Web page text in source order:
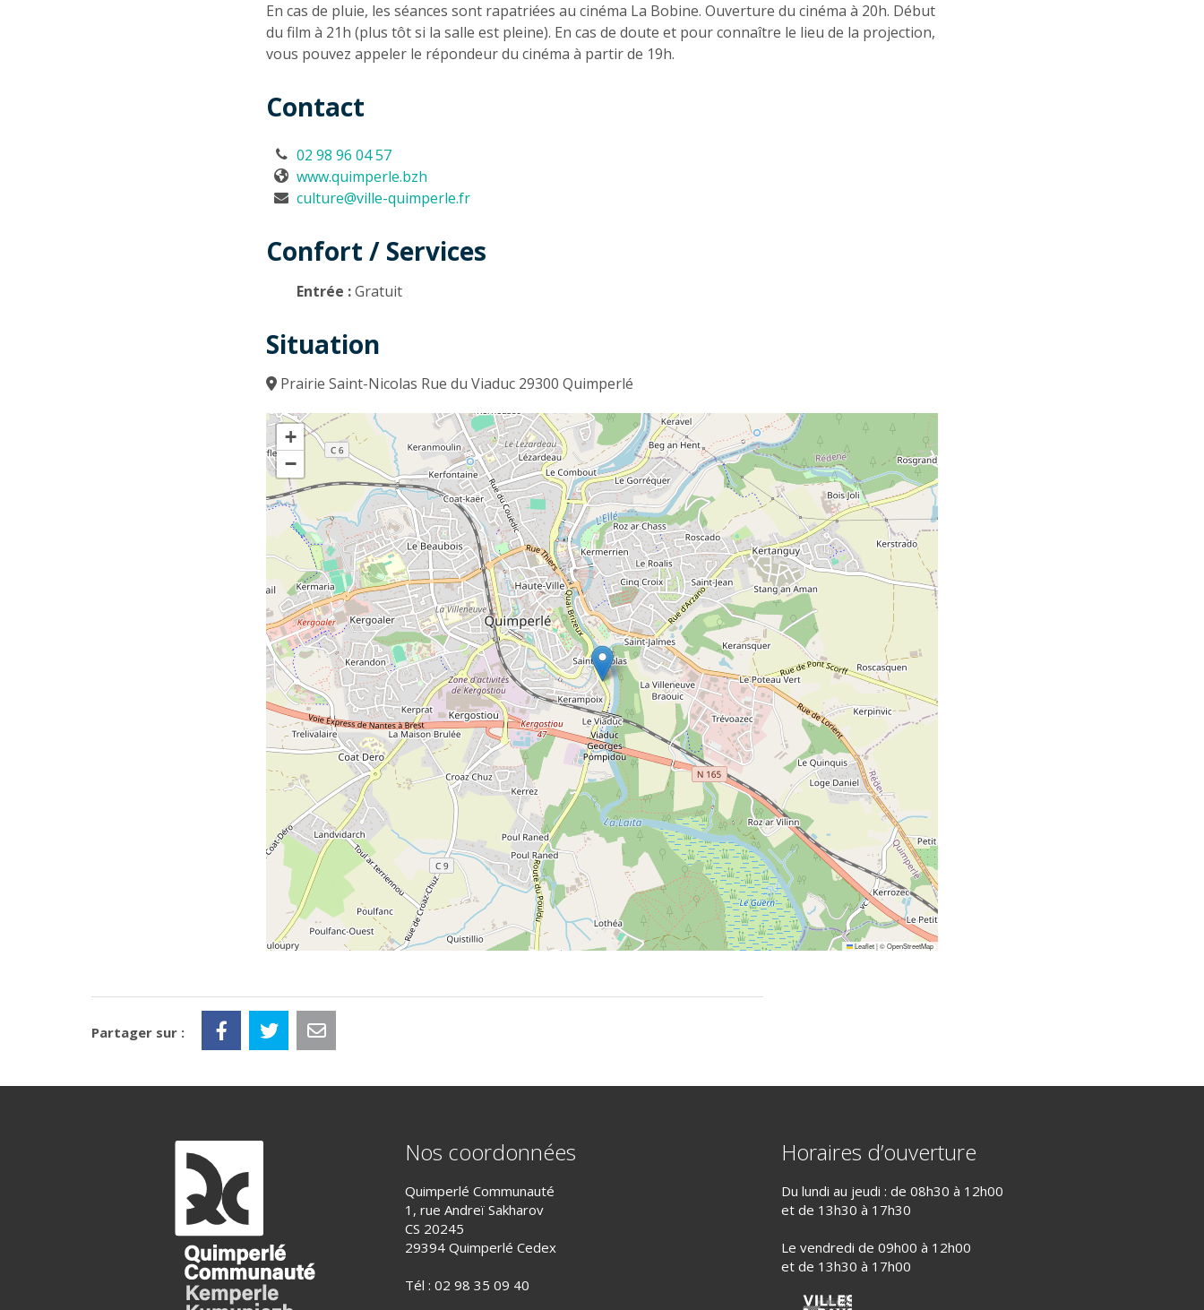
En cas de pluie, les séances sont rapatriées au cinéma La Bobine. Ouverture du cinéma à 20h. Début
du film à 21h (plus tôt si la salle est pleine). En cas de doute et pour connaître le lieu de la projection,
vous pouvez appeler le répondeur du cinéma à partir de 19h.
Contact
02 98 96 04 57
www.quimperle.bzh
culture@ville-quimperle.fr
Confort / Services
Entrée :Gratuit
Situation
Prairie Saint-Nicolas Rue du Viaduc 29300 Quimperlé
+
−
Leaflet|©OpenStreetMap
Partager sur :
Nos coordonnées
Quimperlé Communauté
1, rue Andreï Sakharov
CS 20245
29394 Quimperlé Cedex
Tél : 02 98 35 09 40
Horaires d’ouverture
Du lundi au jeudi : de 08h30 à 12h00
et de 13h30 à 17h30
Le vendredi de 09h00 à 12h00
et de 13h30 à 17h00